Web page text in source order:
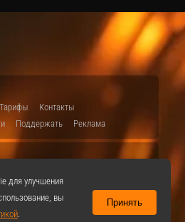
Тарифы
Контакты
Поддержать Реклама
для улучшения
вы
.
Принять